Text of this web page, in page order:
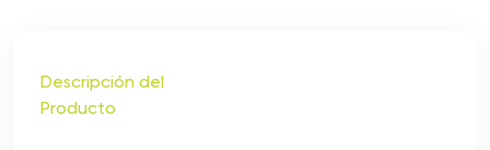
Descripción del
Producto